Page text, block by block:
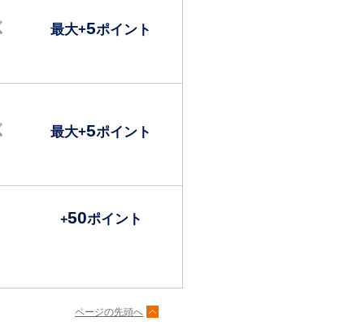
最大+5ポイント
最大+5ポイント
+50ポイント
ページの先頭へ